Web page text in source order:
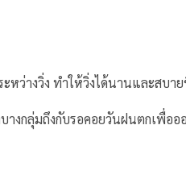
หว่างวิ่ง ทำให้วิ่งได้นานและสบาย
งกลุ่มถึงกับรอคอยวันฝนตกเพื่ออ